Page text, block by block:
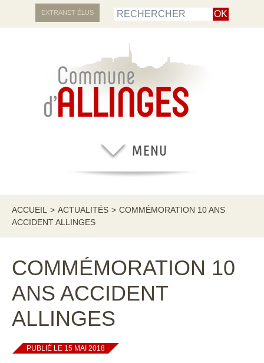
EXTRANET ÉLUS
ACCUEIL > ACTUALITÉS > COMMÉMORATION 10 ANS
ACCIDENT ALLINGES
COMMÉMORATION 10
ANS ACCIDENT
ALLINGES
PUBLIÉ LE 15 MAI 2018